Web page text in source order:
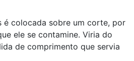
é colocada sobre um corte, por
ele se contamine. Viria do
de comprimento que servia